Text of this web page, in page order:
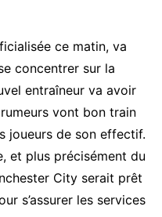
ce matin, va
concentrer sur la
entraîneur va avoir
vont bon train
joueurs de son effectif.
et plus précisément du
City serait prêt
s’assurer les services